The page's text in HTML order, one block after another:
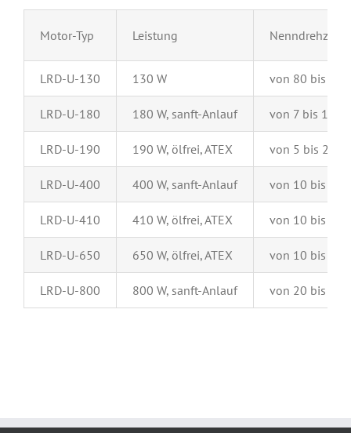
Motor-Typ Leistung Nenndrehzahl
LRD-U-130 130 W von 80 bis
LRD-U-180 180 W, sanft-Anlauf von 7 bis 150
LRD-U-190 190 W, ölfrei, ATEX von 5 bis 260
LRD-U-400 400 W, sanft-Anlauf von 10 bis
LRD-U-410 410 W, ölfrei, ATEX von 10 bis
LRD-U-650 650 W, ölfrei, ATEX von 10 bis
LRD-U-800 800 W, sanft-Anlauf von 20 bis